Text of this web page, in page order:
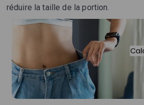
réduire la taille de la portion.